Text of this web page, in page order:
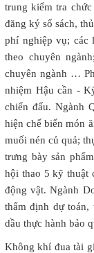
trung kiểm tra
đăng ký sổ sách,
phí nghiệp vụ; các
theo chuyên
chuyên ngành …
nhiệm Hậu cần -
chiến đấu. Ngành
hiện chế biến món
muối nén củ quả;
trưng bày sản
hội thao 5 kỹ thuật
động vật. Ngành
thẩm định dự toán,
dầu thực hành bảo
Không khí đua tài